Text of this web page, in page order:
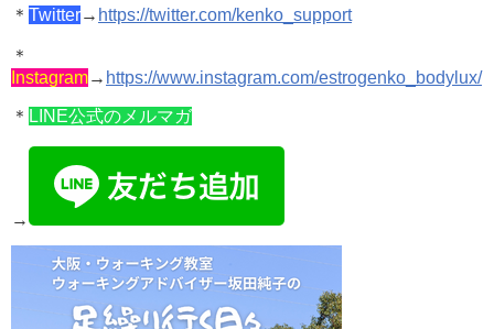
＊ Twitter→ https://twitter.com/kenko_support
＊
Instagram→ https://www.instagram.com/estrogenko_bodylux/
＊ LINE公式のメルマガ
→